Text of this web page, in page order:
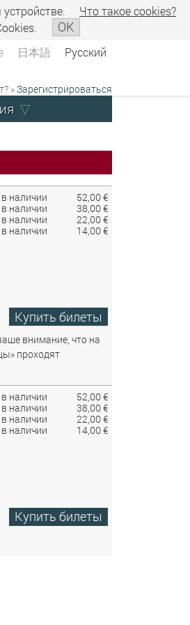
Что такое сookies?
OK
日本語 Русский
»Зарегистрироваться
в наличии
52,00 €
в наличии
38,00 €
в наличии
22,00 €
в наличии
14,00 €
Купить билеты
внимание, что на
проходят
в наличии
52,00 €
в наличии
38,00 €
в наличии
22,00 €
в наличии
14,00 €
Купить билеты